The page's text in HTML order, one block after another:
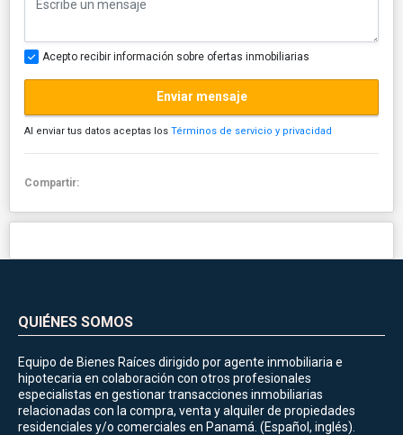
Acepto recibir información sobre ofertas inmobiliarias
Enviar mensaje
Al enviar tus datos aceptas los Términos de servicio y privacidad
Compartir:
QUIÉNES SOMOS
Equipo de Bienes Raíces dirigido por agente inmobiliaria e
hipotecaria en colaboración con otros profesionales
especialistas en gestionar transacciones inmobiliarias
relacionadas con la compra, venta y alquiler de propiedades
residenciales y/o comerciales en Panamá. (Español, inglés).